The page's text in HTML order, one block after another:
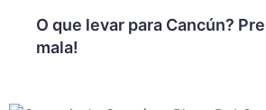
O que levar para Cancún?
mala!